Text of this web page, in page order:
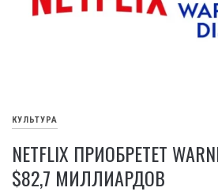
КУЛЬТУРА
NETFLIX ПРИОБРЕТЕТ
$82,7 МИЛЛИАРДОВ